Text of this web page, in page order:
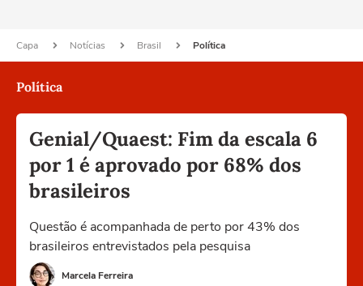
Capa Notícias Brasil Política
Política
Genial/Quaest: Fim da escala 6
por 1 é aprovado por 68% dos
brasileiros
Questão é acompanhada de perto por 43% dos
brasileiros entrevistados pela pesquisa
Marcela Ferreira